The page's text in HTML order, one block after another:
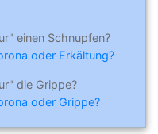
einen Schnupfen?
oder Erkältung?
die Grippe?
oder Grippe?